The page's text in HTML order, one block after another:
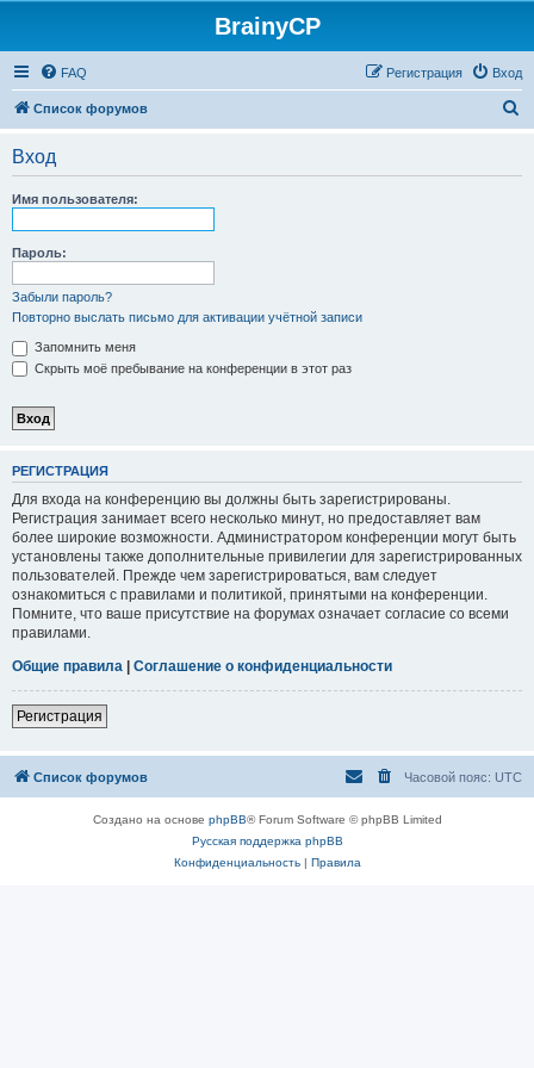
BrainyCP
FAQ Вход
Регистрация
Список форумов
Вход
Имя пользователя:
Пароль:
Забыли пароль?
Повторно выслать письмо для активации учётной записи
Запомнить меня
Скрыть моё пребывание на конференции в этот раз
РЕГИСТРАЦИЯ
Для входа на конференцию вы должны быть зарегистрированы.
Регистрация занимает всего несколько минут, но предоставляет вам
более широкие возможности. Администратором конференции могут быть
установлены также дополнительные привилегии для зарегистрированных
пользователей. Прежде чем зарегистрироваться, вам следует
ознакомиться с правилами и политикой, принятыми на конференции.
Помните, что ваше присутствие на форумах означает согласие со всеми
правилами.
Общие правила | Соглашение о конфиденциальности
Регистрация
Список форумов Часовой пояс: UTC
Создано на основе phpBB® Forum Software © phpBB Limited
Русская поддержка phpBB
Конфиденциальность| Правила